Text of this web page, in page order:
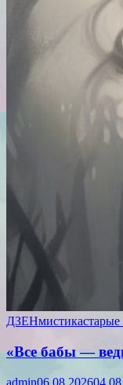
ДЗЕНмистикастарые
«Все бабы —
admin06.08.2026